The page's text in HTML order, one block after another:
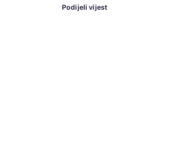
Podijeli vijest